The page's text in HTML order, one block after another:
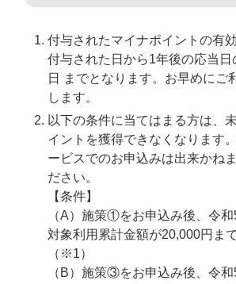
付与されたマイナポイントの有
付与された日から1年後の応当日
日 までとなります。お早めにご
します。
以下の条件に当てはまる方は、
イントを獲得できなくなります
ービスでのお申込みは出来かね
ださい。
【条件】
（A）施策①をお申込み後、令
対象利用累計金額が20,000円ま
（※1）
（B）施策③をお申込み後、令和